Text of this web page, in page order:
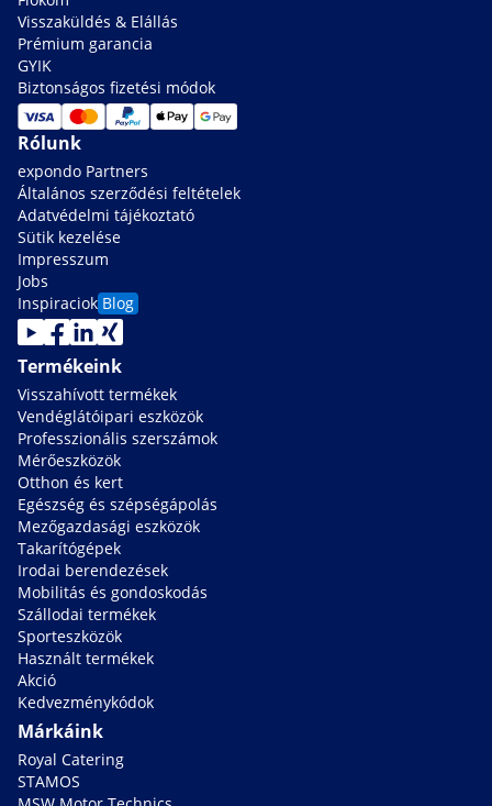
Visszaküldés & Elállás
Prémium garancia
GYIK
Biztonságos fizetési módok
Rólunk
expondo Partners
Általános szerződési feltételek
Adatvédelmi tájékoztató
Sütik kezelése
Impresszum
Jobs
Inspiraciok Blog
Termékeink
Visszahívott termékek
Vendéglátóipari eszközök
Professzionális szerszámok
Mérőeszközök
Otthon és kert
Egészség és szépségápolás
Mezőgazdasági eszközök
Takarítógépek
Irodai berendezések
Mobilitás és gondoskodás
Szállodai termékek
Sporteszközök
Használt termékek
Akció
Kedvezménykódok
Márkáink
Royal Catering
STAMOS